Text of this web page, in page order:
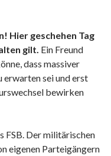
Hier geschehen Tag
gilt. Ein Freund
dass massiver
erwarten sei und erst
bewirken
FSB. Der militärischen
eigenen Parteigängern